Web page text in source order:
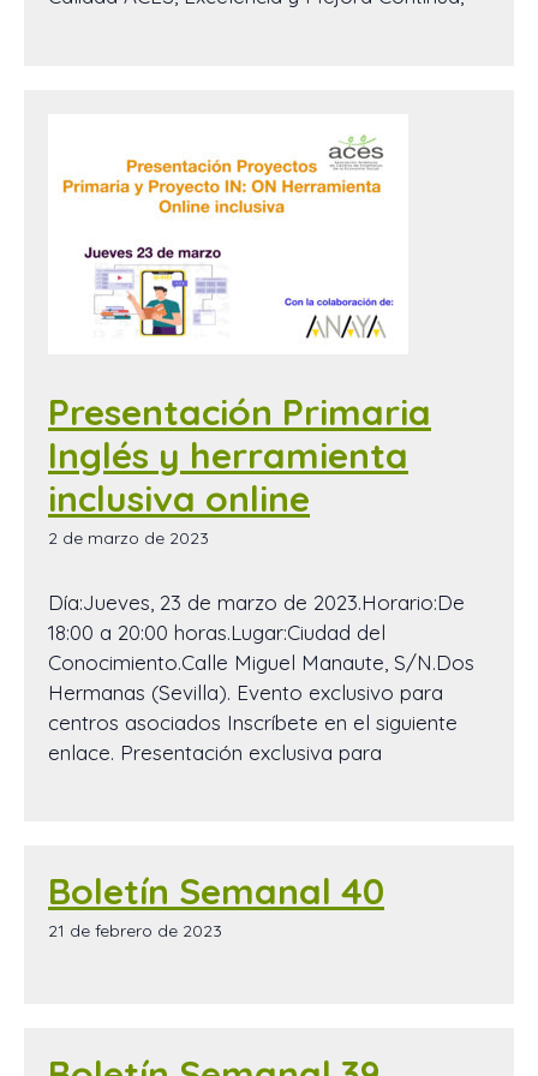
Presentación Primaria
Inglés y herramienta
inclusiva online
2 de marzo de 2023
Día:Jueves, 23 de marzo de 2023.Horario:De
18:00 a 20:00 horas.Lugar:Ciudad del
Conocimiento.Calle Miguel Manaute, S/N.Dos
Hermanas (Sevilla). Evento exclusivo para
centros asociados Inscríbete en el siguiente
enlace. Presentación exclusiva para
Boletín Semanal 40
21 de febrero de 2023